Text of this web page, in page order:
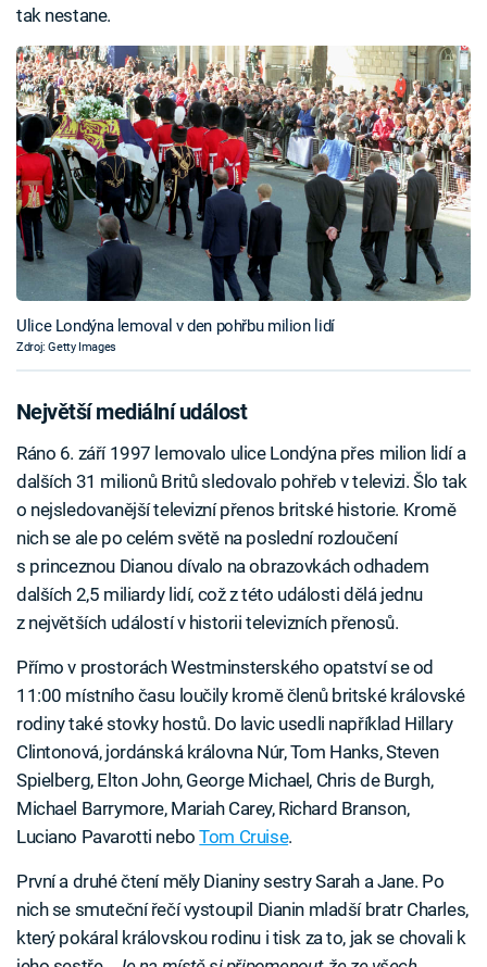
tak nestane.
Ulice Londýna lemoval v den pohřbu milion lidí
Zdroj: Getty Images
Největší mediální událost
Ráno 6. září 1997 lemovalo ulice Londýna přes milion lidí a
dalších 31 milionů Britů sledovalo pohřeb v televizi. Šlo tak
o nejsledovanější televizní přenos britské historie. Kromě
nich se ale po celém světě na poslední rozloučení
s princeznou Dianou dívalo na obrazovkách odhadem
dalších 2,5 miliardy lidí, což z této události dělá jednu
z největších událostí v historii televizních přenosů.
Přímo v prostorách Westminsterského opatství se od
11:00 místního času loučily kromě členů britské královské
rodiny také stovky hostů. Do lavic usedli například Hillary
Clintonová, jordánská královna Núr, Tom Hanks, Steven
Spielberg, Elton John, George Michael, Chris de Burgh,
Michael Barrymore, Mariah Carey, Richard Branson,
Luciano Pavarotti neboTom Cruise.
První a druhé čtení měly Dianiny sestry Sarah a Jane. Po
nich se smuteční řečí vystoupil Dianin mladší bratr Charles,
který pokáral královskou rodinu i tisk za to, jak se chovali k